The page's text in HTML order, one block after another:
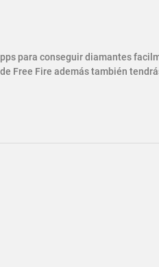
para conseguir diamantes
Free Fire además también